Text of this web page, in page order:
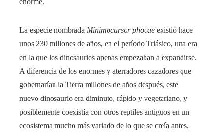
enorme.
La especie nombrada Minimocursor phocae existió hace
unos 230 millones de años, en el período Triásico, una era
en la que los dinosaurios apenas empezaban a expandirse.
A diferencia de los enormes y aterradores cazadores que
gobernarían la Tierra millones de años después, este
nuevo dinosaurio era diminuto, rápido y vegetariano, y
posiblemente coexistía con otros reptiles antiguos en un
ecosistema mucho más variado de lo que se creía antes.